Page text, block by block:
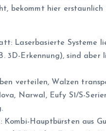
bekommt hier erstaunlich
Laserbasierte Systeme
3D-Erkennung), sind
verteilen, Walzen
Narwal, Eufy S1/S-
Hauptbürsten aus